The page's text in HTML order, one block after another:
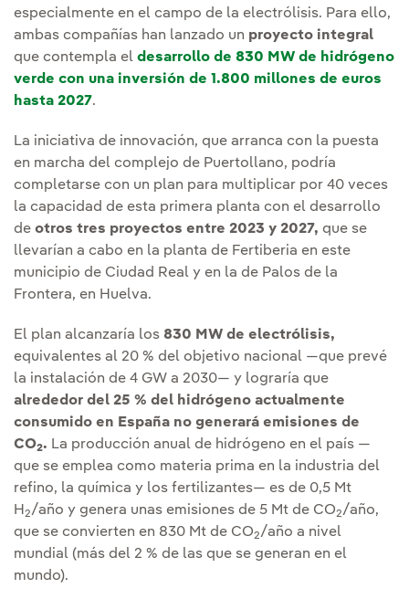
especialmente en el campo de la electrólisis. Para ello,
ambas compañías han lanzado un proyecto integral
que contempla el desarrollo de 830 MW de hidrógeno
verde con una inversión de 1.800 millones de euros
hasta 2027.
La iniciativa de innovación, que arranca con la puesta
en marcha del complejo de Puertollano, podría
completarse con un plan para multiplicar por 40 veces
la capacidad de esta primera planta con el desarrollo
de otros tres proyectos entre 2023 y 2027, que se
llevarían a cabo en la planta de Fertiberia en este
municipio de Ciudad Real y en la de Palos de la
Frontera, en Huelva.
El plan alcanzaría los 830 MW de electrólisis,
equivalentes al 20 % del objetivo nacional —que prevé
la instalación de 4 GW a 2030— y lograría que
alrededor del 25 % del hidrógeno actualmente
consumido en España no generará emisiones de
CO2. La producción anual de hidrógeno en el país —
que se emplea como materia prima en la industria del
refino, la química y los fertilizantes— es de 0,5 Mt
H 2/año y genera unas emisiones de 5 Mt de CO2/año,
que se convierten en 830 Mt de CO2/año a nivel
mundial (más del 2 % de las que se generan en el
mundo).